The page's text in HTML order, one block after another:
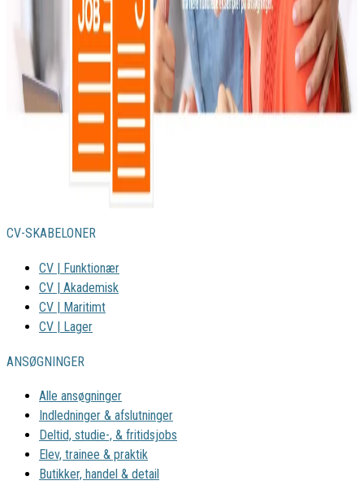
CV-SKABELONER
CV | Funktionær
CV | Akademisk
CV | Maritimt
CV | Lager
ANSØGNINGER
Alle ansøgninger
Indledninger & afslutninger
Deltid, studie-, & fritidsjobs
Elev, trainee & praktik
Butikker, handel & detail